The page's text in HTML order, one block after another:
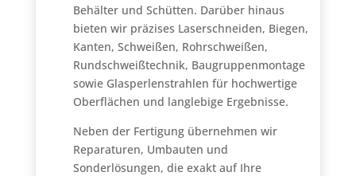
Behälter und Schütten. Darüber hinaus
bieten wir präzises Laserschneiden, Biegen,
Kanten, Schweißen, Rohrschweißen,
Rundschweißtechnik, Baugruppenmontage
sowie Glasperlenstrahlen für hochwertige
Oberflächen und langlebige Ergebnisse.
Neben der Fertigung übernehmen wir
Reparaturen, Umbauten und
Sonderlösungen, die exakt auf Ihre